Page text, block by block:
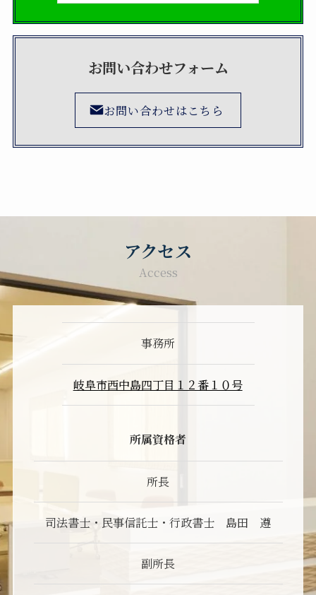
お問い合わせフォーム
お問い合わせはこちら
アクセス
Access
事務所
岐阜市西中島四丁目１２番１０号
所属資格者
所長
司法書士・民事信託士・行政書士 島田 遵
副所長